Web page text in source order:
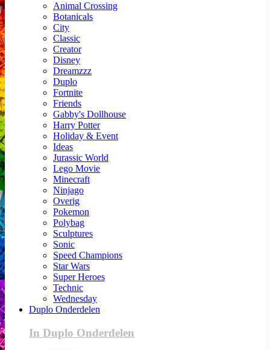
Animal Crossing
Botanicals
City
Classic
Creator
Disney
Dreamzzz
Duplo
Fortnite
Friends
Gabby's Dollhouse
Harry Potter
Holiday & Event
Ideas
Jurassic World
Lego Movie
Minecraft
Ninjago
Overig
Pokemon
Polybag
Sculptures
Sonic
Speed Champions
Star Wars
Super Heroes
Technic
Wednesday
Duplo Onderdelen
In Duplo Onderdelen